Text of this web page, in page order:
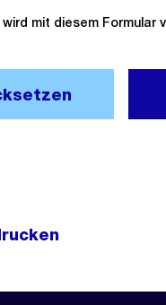
wird mit diesem Formular